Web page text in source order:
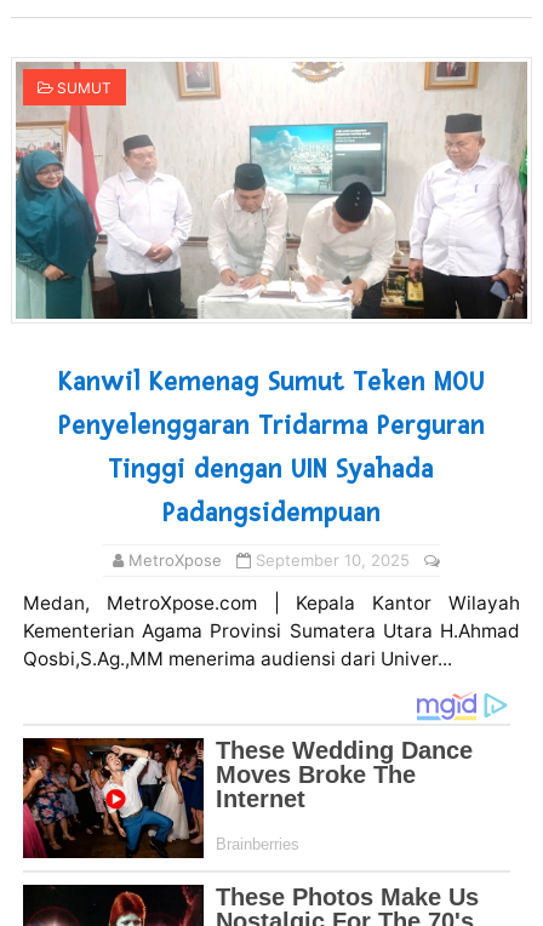
SUMUT
Kanwil Kemenag Sumut Teken MOU
Penyelenggaran Tridarma Perguran
Tinggi dengan UIN Syahada
Padangsidempuan
MetroXpose September 10, 2025
Medan, MetroXpose.com | Kepala Kantor Wilayah
Kementerian Agama Provinsi Sumatera Utara H.Ahmad
Qosbi,S.Ag.,MM menerima audiensi dari Univer...